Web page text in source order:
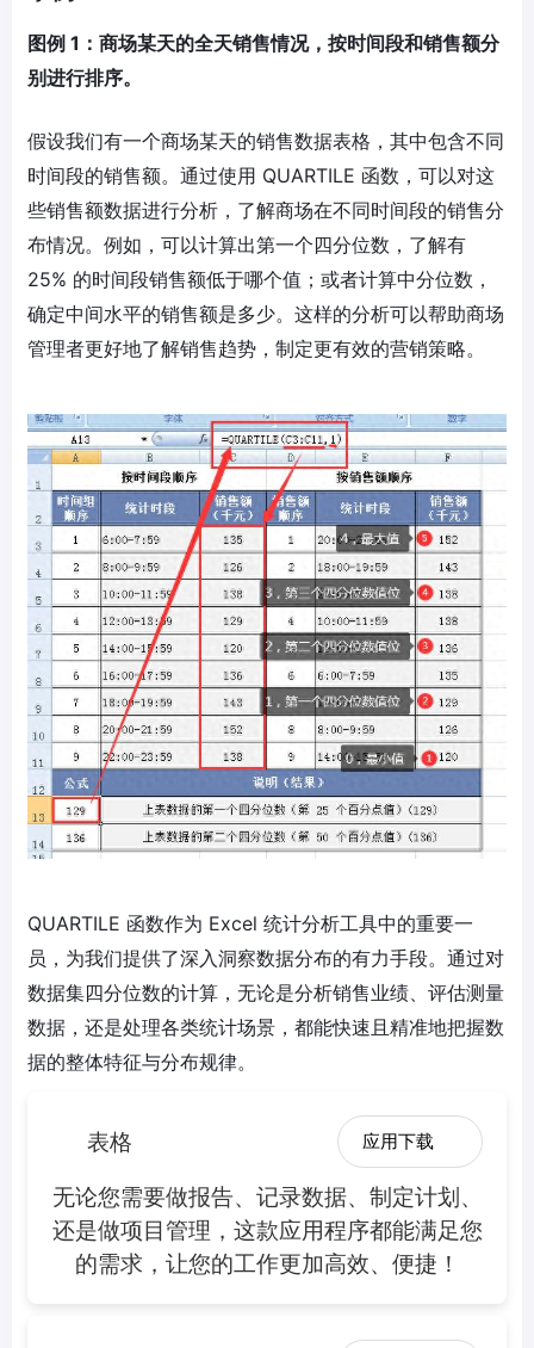
图例 1：商场某天的全天销售情况，按时间段和销售额分
别进行排序。
假设我们有一个商场某天的销售数据表格，其中包含不同
时间段的销售额。通过使用 QUARTILE 函数，可以对这
些销售额数据进行分析，了解商场在不同时间段的销售分
布情况。例如，可以计算出第一个四分位数，了解有
25% 的时间段销售额低于哪个值；或者计算中分位数，
确定中间水平的销售额是多少。这样的分析可以帮助商场
管理者更好地了解销售趋势，制定更有效的营销策略。
QUARTILE 函数作为 Excel 统计分析工具中的重要一
员，为我们提供了深入洞察数据分布的有力手段。通过对
数据集四分位数的计算，无论是分析销售业绩、评估测量
数据，还是处理各类统计场景，都能快速且精准地把握数
据的整体特征与分布规律。
表格 应用下载
无论您需要做报告、记录数据、制定计划、
还是做项目管理，这款应用程序都能满足您
的需求，让您的工作更加高效、便捷！